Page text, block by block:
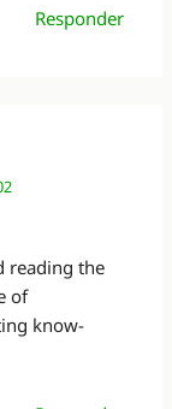
Responder
reading the
of
know-